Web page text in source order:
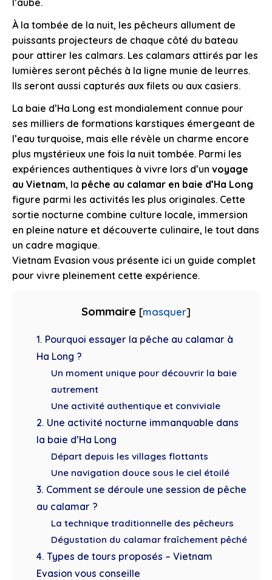
l’aube.
À la tombée de la nuit, les pêcheurs allument de
puissants projecteurs de chaque côté du bateau
pour attirer les calmars. Les calamars attirés par les
lumières seront pêchés à la ligne munie de leurres.
Ils seront aussi capturés aux filets ou aux casiers.
La baie d’Ha Long est mondialement connue pour
ses milliers de formations karstiques émergeant de
l’eau turquoise, mais elle révèle un charme encore
plus mystérieux une fois la nuit tombée. Parmi les
expériences authentiques à vivre lors d’un voyage
au Vietnam, la pêche au calamar en baie d’Ha Long
figure parmi les activités les plus originales. Cette
sortie nocturne combine culture locale, immersion
en pleine nature et découverte culinaire, le tout dans
un cadre magique.
Vietnam Evasion vous présente ici un guide complet
pour vivre pleinement cette expérience.
Sommaire [masquer]
1. Pourquoi essayer la pêche au calamar à
Ha Long ?
Un moment unique pour découvrir la baie
autrement
Une activité authentique et conviviale
2. Une activité nocturne immanquable dans
la baie d’Ha Long
Départ depuis les villages flottants
Une navigation douce sous le ciel étoilé
3. Comment se déroule une session de pêche
au calamar ?
La technique traditionnelle des pêcheurs
Dégustation du calamar fraîchement pêché
4. Types de tours proposés – Vietnam
Evasion vous conseille